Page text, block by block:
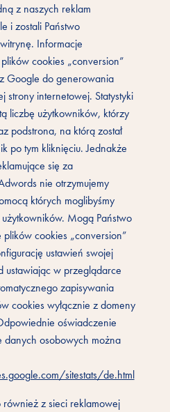
z naszych reklam
i zostali Państwo
Informacje
cookies „conversion”
Google do generowania
strony internetowej. Statystyki
liczbę użytkowników, którzy
podstrona, na którą został
po tym kliknięciu. Jednakże
się za
nie otrzymujemy
których moglibyśmy
Mogą Państwo
cookies „conversion”
ustawień swojej
ustawiając w przeglądarce
zapisywania
cookies wyłącznie z domeny
oświadczenie
danych osobowych można
sitestats/de.html
również z sieci reklamowej